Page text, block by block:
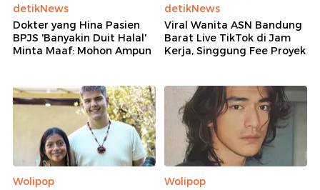
detikNews
Dokter yang Hina Pasien
BPJS 'Banyakin Duit Halal'
Minta Maaf: Mohon Ampun
detikNews
Viral Wanita ASN Bandung
Barat Live TikTok di Jam
Kerja, Singgung Fee Proyek
Wolipop
Wolipop